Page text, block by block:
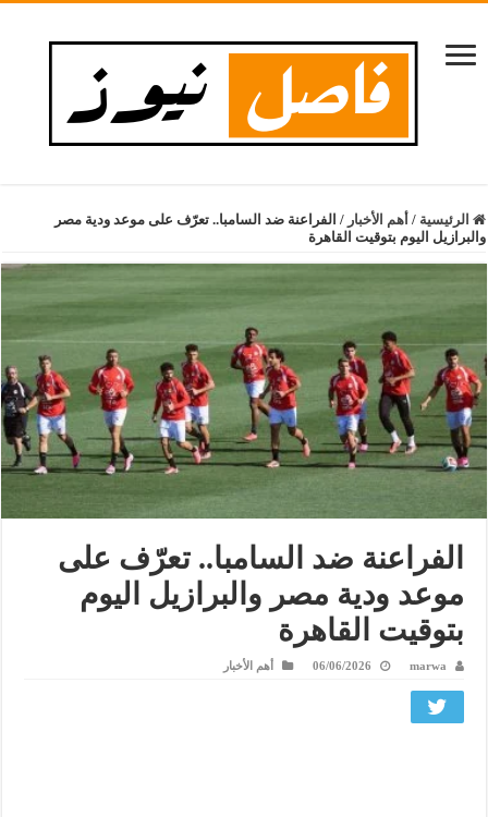
الرئيسية / أهم الأخبار / الفراعنة ضد السامبا.. تعرّف على موعد ودية مصر
والبرازيل اليوم بتوقيت القاهرة
الفراعنة ضد السامبا.. تعرّف على
موعد ودية مصر والبرازيل اليوم
بتوقيت القاهرة
marwa
06/06/2026 أهم الأخبار